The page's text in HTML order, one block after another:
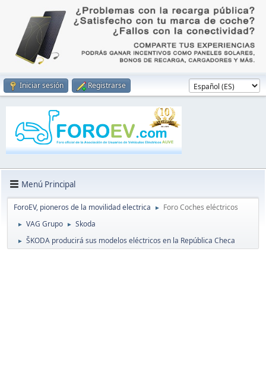
Iniciar sesión Registrarse
Menú Principal
ForoEV, pioneros de la movilidad electrica ► Foro Coches eléctricos
► VAG Grupo ► Skoda
► ŠKODA producirá sus modelos eléctricos en la República Checa